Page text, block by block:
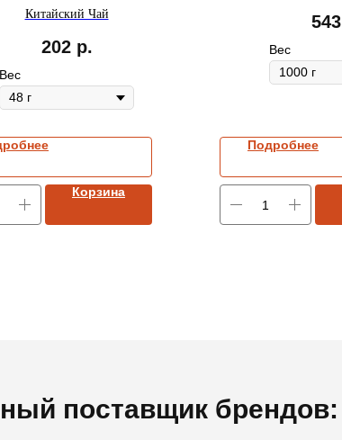
Китайский Чай
202 р.
Вес
Корзина
543
Вес
Подробнее
поставщик брендов: